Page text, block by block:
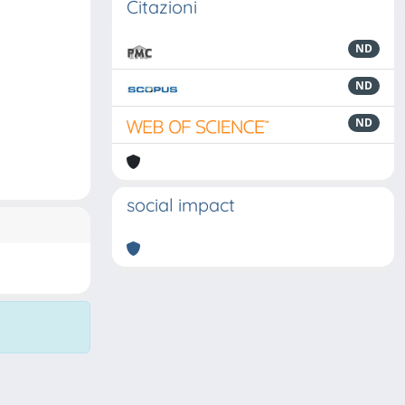
Citazioni
ND
ND
ND
social impact